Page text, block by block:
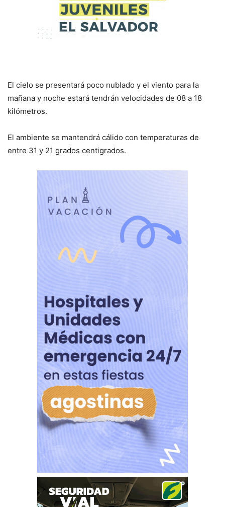
El cielo se presentará poco nublado y el viento para la
mañana y noche estará tendrán velocidades de 08 a 18
kilómetros.
El ambiente se mantendrá cálido con temperaturas de
entre 31 y 21 grados centigrados.